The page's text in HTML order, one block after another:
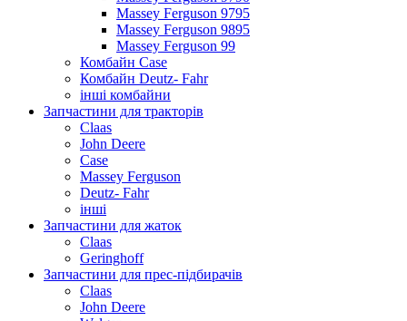
Massey Ferguson 9795
Massey Ferguson 9895
Massey Ferguson 99
Комбайн Case
Комбайн Deutz- Fahr
інші комбайни
Запчастини для тракторів
Claas
John Deere
Case
Massey Ferguson
Deutz- Fahr
інші
Запчастини для жаток
Claas
Geringhoff
Запчастини для прес-підбирачів
Claas
John Deere